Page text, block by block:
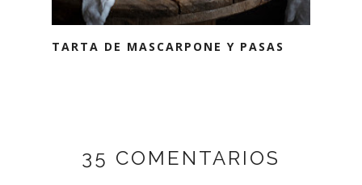
TARTA DE MASCARPONE Y PASAS
35 COMENTARIOS